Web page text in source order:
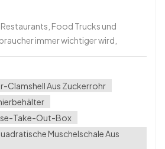
Food Trucks und
immer wichtiger wird,
Verpackungslösungen
Kunststoffe. Eine
ist die 1000 ml 8 Zoll
Zuckerrohr, ein biologisch
Clamshell Aus Zuckerrohr
Take-Out-Box
Muschelschale Aus